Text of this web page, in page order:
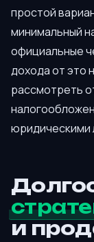
простой
минимальный
официальные
дохода от это
рассмотреть
юридическими
и